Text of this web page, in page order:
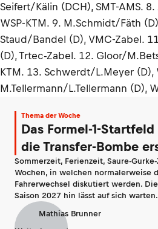
Seifert/Kälin (DCH), SMT-AMS.
WSP-KTM. 9. M.Schmidt/Fäth
Staud/Bandel (D), VMC-Zabel.
(D), Trtec-Zabel. 12. Gloor/
KTM. 13. Schwerdt/L.Meyer (D),
M.Tellermann/L.Tellermann (D),
Thema der Woche
Das Formel-1-
die Transfer-Bombe
Sommerzeit, Ferienzeit, Saure-
Wochen, in welchen normalerweise
Fahrerwechsel diskutiert werden.
Saison 2027 hin lässt auf sich warten.
Mathias Brunner